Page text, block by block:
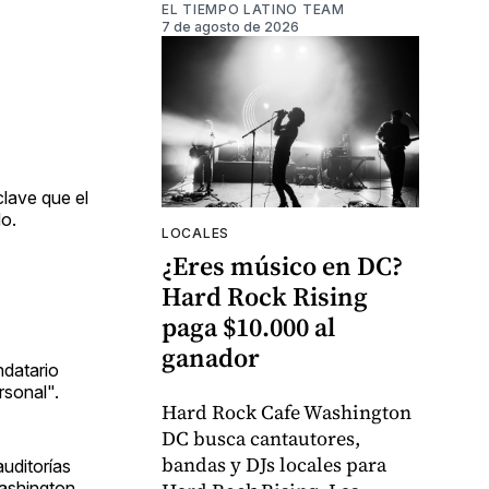
que el
EL TIEMPO LATINO TEAM
7 de agosto de 2026
LOCALES
¿Eres músico en DC?
Hard Rock Rising
paga $10.000 al
ganador
Hard Rock Cafe Washington
DC busca cantautores,
bandas y DJs locales para